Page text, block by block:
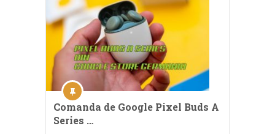
Comanda de Google Pixel Buds A
Series …